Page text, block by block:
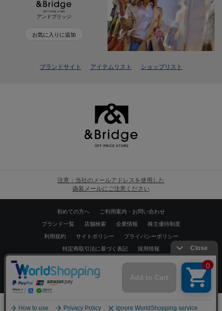
アンドブリッジ
お気に入りに追加
ブランドサイト アイテムリスト ショップリスト
注意：当社のメールアドレスを使用した
偽装メールにご注意ください
初めての方へ ご利用案内・お問い合わせ
ブランド一覧 店舗検索 企業情報 株主優待制度
利用規約 サイトポリシー プライバシーポリシー
特定商取引法に基づく表記 採用情報
Copyrights © WORLD CO.,LTD. All rights reserved.
スマートフォン ｜PC